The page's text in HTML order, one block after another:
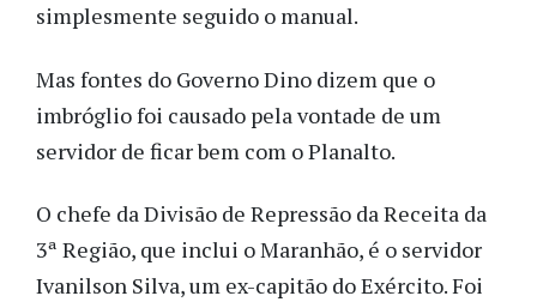
simplesmente seguido o manual.
Mas fontes do Governo Dino dizem que o
imbróglio foi causado pela vontade de um
servidor de ficar bem com o Planalto.
O chefe da Divisão de Repressão da Receita da
3ª Região, que inclui o Maranhão, é o servidor
Ivanilson Silva, um ex-capitão do Exército. Foi